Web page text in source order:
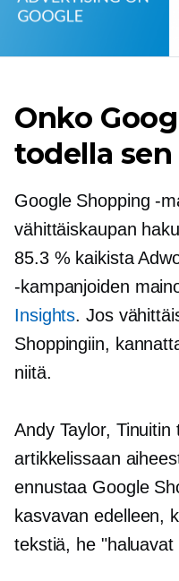
Onko
todella
Google Shopping -
vähittäiskaupan
85.3 % kaikista
-kampanjoiden
Insights. Jos
Shoppingiin,
niitä.
Andy Taylor, Tinuitin
artikkelissaan
ennustaa Google
kasvavan edelleen,
tekstiä, he